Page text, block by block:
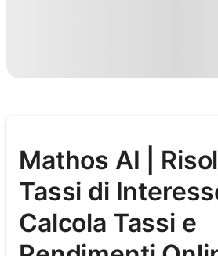
Mathos AI |
Tassi di
Calcola Tassi e